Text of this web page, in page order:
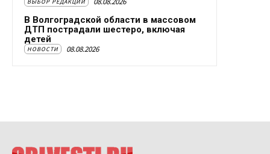
ВЫБОР РЕДАКЦИИ
В Волгоградской области в массовом
ДТП пострадали шестеро, включая
детей
НОВОСТИ 08.08.2026